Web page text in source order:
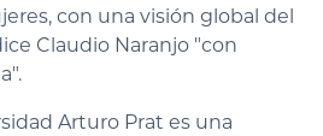
con una visión global del
Claudio Naranjo "con
Arturo Prat es una